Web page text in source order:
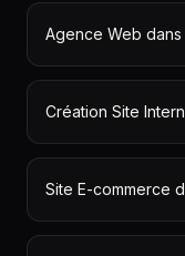
Agence Web dans
Création Site
Site E-commerce